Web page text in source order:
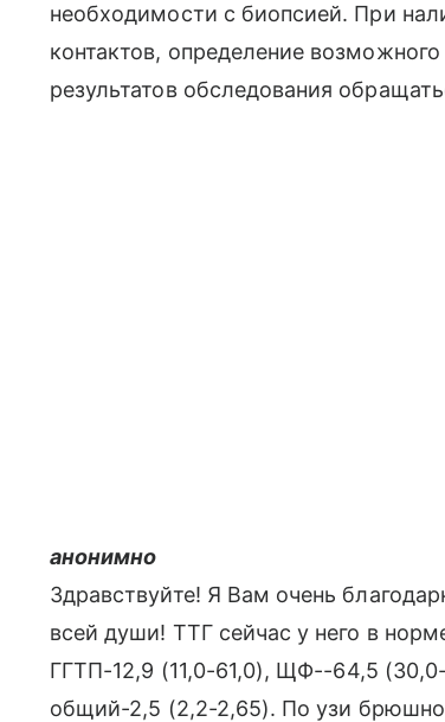
необходимости с биопсией. При
контактов, определение
результатов обследования
анонимно
Здравствуйте! Я Вам очень
всей души! ТТГ сейчас у него в
ГГТП-12,9 (11,0-61,0), ЩФ--64,5
общий-2,5 (2,2-2,65). По узи